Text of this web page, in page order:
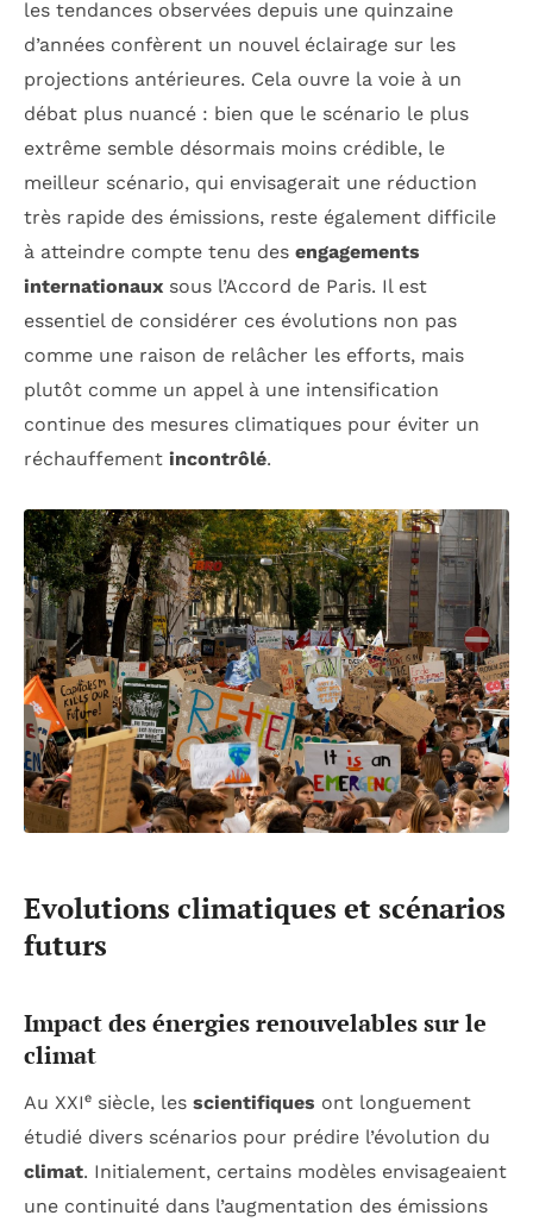
les tendances observées depuis une quinzaine
d’années confèrent un nouvel éclairage sur les
projections antérieures. Cela ouvre la voie à un
débat plus nuancé : bien que le scénario le plus
extrême semble désormais moins crédible, le
meilleur scénario, qui envisagerait une réduction
très rapide des émissions, reste également difficile
à atteindre compte tenu des engagements
internationaux sous l’Accord de Paris. Il est
essentiel de considérer ces évolutions non pas
comme une raison de relâcher les efforts, mais
plutôt comme un appel à une intensification
continue des mesures climatiques pour éviter un
réchauffement incontrôlé.
Evolutions climatiques et scénarios
futurs
Impact des énergies renouvelables sur le
climat
Au XXIᵉ siècle, les scientifiques ont longuement
étudié divers scénarios pour prédire l’évolution du
climat. Initialement, certains modèles envisageaient
une continuité dans l’augmentation des émissions